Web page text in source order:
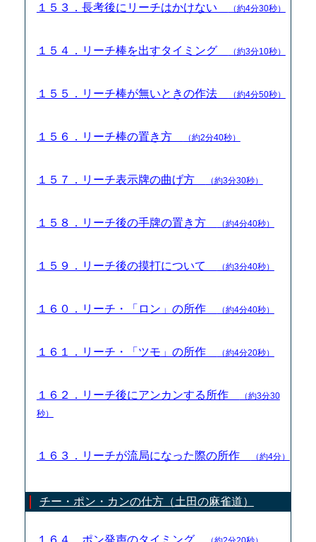
１５３．長考後にリーチはかけない （約4分30秒）
１５４．リーチ棒を出すタイミング （約3分10秒）
１５５．リーチ棒が無いときの作法 （約4分50秒）
１５６．リーチ棒の置き方 （約2分40秒）
１５７．リーチ表示牌の曲げ方 （約3分30秒）
１５８．リーチ後の手牌の置き方 （約4分40秒）
１５９．リーチ後の摸打について （約3分40秒）
１６０．リーチ・「ロン」の所作 （約4分40秒）
１６１．リーチ・「ツモ」の所作 （約4分20秒）
１６２．リーチ後にアンカンする所作
（約3分30
秒）
１６３．リーチが流局になった際の所作 （約4分）
チー・ポン・カンの仕方（土田の麻雀道）
１６４．ポン発声のタイミング